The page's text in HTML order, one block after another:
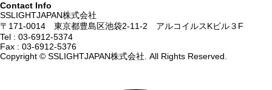
Contact Info
SSLIGHTJAPAN株式会社
〒171-0014 東京都豊島区池袋2-11-2 アルコイルスKビル３F
Tel : 03-6912-5374
Fax : 03-6912-5376
Copyright © SSLIGHTJAPAN株式会社. All Rights Reserved.